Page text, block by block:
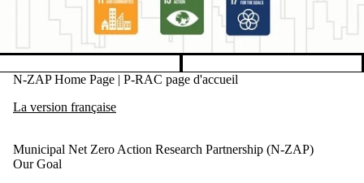
Pause banner slideshow
N-ZAP Home Page | P-RAC page d'accueil
La version française
Municipal Net Zero Action Research Partnership (N-ZAP)
Our Goal